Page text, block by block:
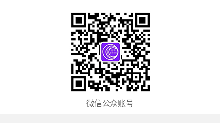
微信公众账号